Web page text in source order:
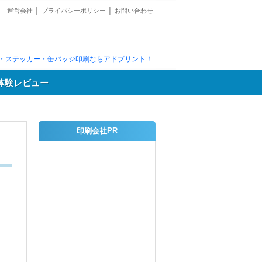
運営会社 プライバシーポリシー お問い合わせ
ステッカー・缶バッジ印刷ならアドプリント！
験レビュー
印刷会社PR